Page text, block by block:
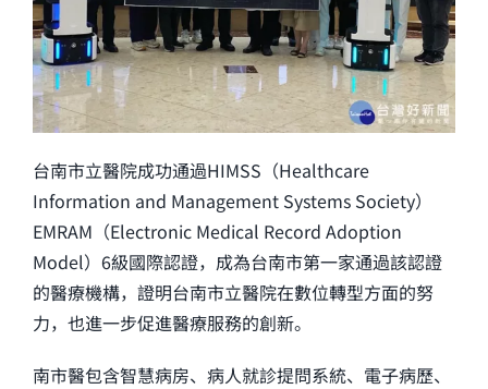
台南市立醫院成功通過HIMSS（Healthcare
Information and Management Systems Society）
EMRAM（Electronic Medical Record Adoption
Model）6級國際認證，成為台南市第一家通過該認證
的醫療機構，證明台南市立醫院在數位轉型方面的努
力，也進一步促進醫療服務的創新。
南市醫包含智慧病房、病人就診提問系統、電子病歷、